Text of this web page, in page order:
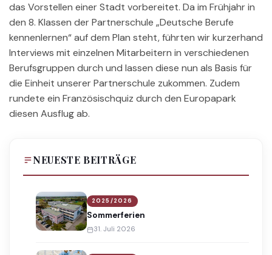
das Vorstellen einer Stadt vorbereitet. Da im Frühjahr in
den 8. Klassen der Partnerschule „Deutsche Berufe
kennenlernen“ auf dem Plan steht, führten wir kurzerhand
Interviews mit einzelnen Mitarbeitern in verschiedenen
Berufsgruppen durch und lassen diese nun als Basis für
die Einheit unserer Partnerschule zukommen. Zudem
rundete ein Französischquiz durch den Europapark
diesen Ausflug ab.
NEUESTE BEITRÄGE
2025/2026
Sommerferien
31. Juli 2026